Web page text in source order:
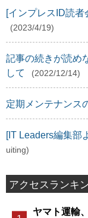
[インプレスID読
(2023/4/19)
記事の続きが読め
して
(2022/12/14)
定期メンテナンス
[IT Leaders編集部
uiting)
アクセスランキ
ヤマト運輸